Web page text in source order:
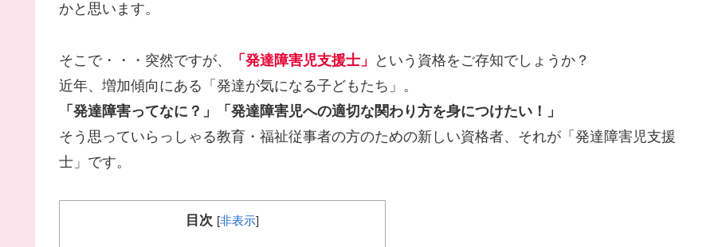
かと思います。
そこで・・・突然ですが、 「発達障害児支援士」
という資格をご存知でしょうか？
近年、増加傾向にある「発達が気になる子どもたち」。
「発達障害ってなに？」「発達障害児への適切な関わり方を身につけたい！」
そう思っていらっしゃる教育・福祉従事者の方のための新しい資格者、それが「発達障害児支援
士」です。
目次 [非表示]